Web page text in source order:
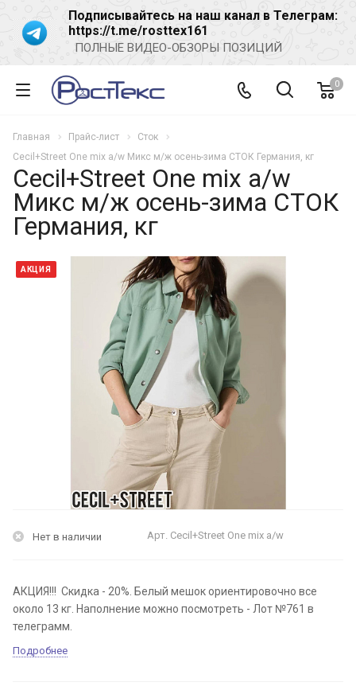
Подписывайтесь на наш канал в Телеграм:
https://t.me/rosttex161
ПОЛНЫЕ ВИДЕО-ОБЗОРЫ ПОЗИЦИЙ
0
Главная Прайс-лист
Сток
Cecil+Street One mix a/w Микс м/ж осень-зима СТОК Германия, кг
Cecil+Street One mix a/w
Микс м/ж осень-зима СТОК
Германия, кг
АКЦИЯ
Нет в наличии Арт. Cecil+Street One mix a/w
АКЦИЯ!!! Скидка - 20%. Белый мешок ориентировочно все
около 13 кг. Наполнение можно посмотреть - Лот №761 в
телеграмм.
Подробнее